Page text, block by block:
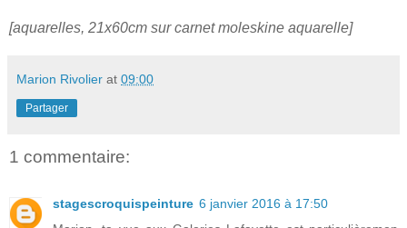
[aquarelles, 21x60cm sur carnet moleskine aquarelle]
Marion Rivolier at 09:00
Partager
1 commentaire:
stagescroquispeinture 6 janvier 2016 à 17:50